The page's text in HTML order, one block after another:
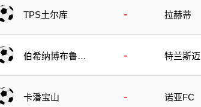
TPS土尔库 - 拉赫蒂
伯希纳博布鲁伊
- 特兰斯迈
卡潘宝山 - 诺亚FC